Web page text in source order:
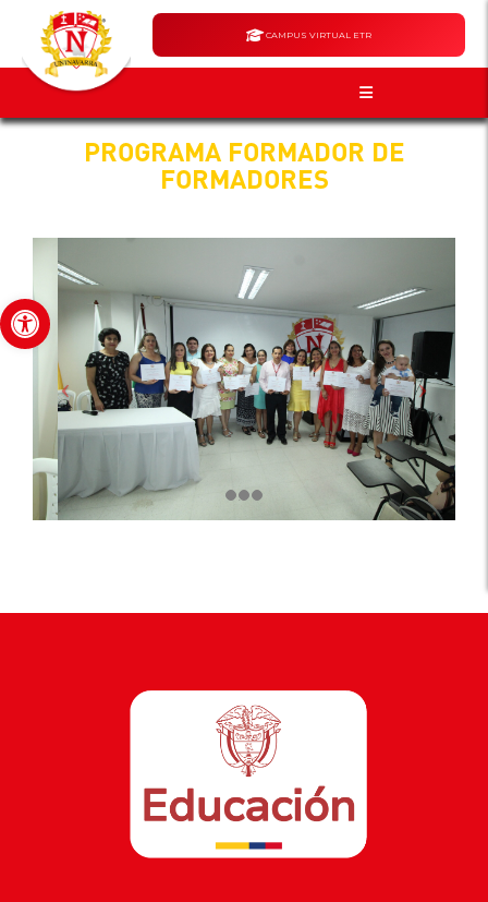
Abrir barra de herramientas
CAMPUS VIRTUAL ETR
PROGRAMA FORMADOR DE
FORMADORES